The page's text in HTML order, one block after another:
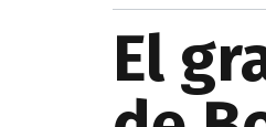
El